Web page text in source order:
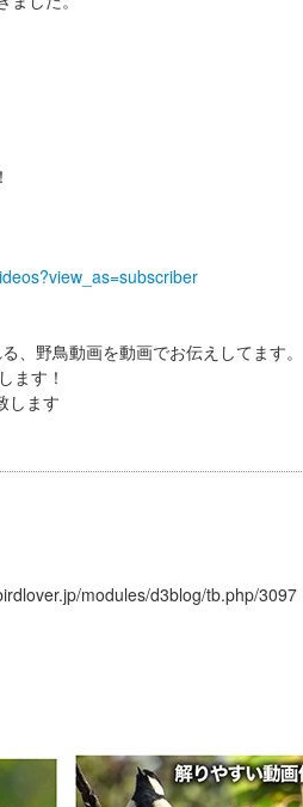
、野鳥動画を動画でお伝えしてます。
ます！
します
modules/d3blog/tb.php/3097